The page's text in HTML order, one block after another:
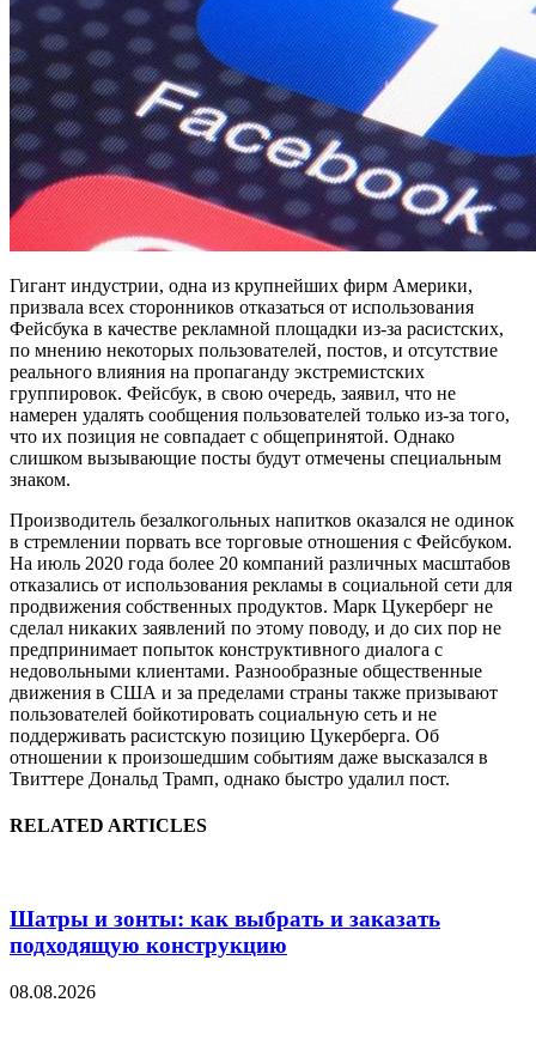
Гигант индустрии, одна из крупнейших фирм Америки,
призвала всех сторонников отказаться от использования
Фейсбука в качестве рекламной площадки из-за расистских,
по мнению некоторых пользователей, постов, и отсутствие
реального влияния на пропаганду экстремистских
группировок. Фейсбук, в свою очередь, заявил, что не
намерен удалять сообщения пользователей только из-за того,
что их позиция не совпадает с общепринятой. Однако
слишком вызывающие посты будут отмечены специальным
знаком.
Производитель безалкогольных напитков оказался не одинок
в стремлении порвать все торговые отношения с Фейсбуком.
На июль 2020 года более 20 компаний различных масштабов
отказались от использования рекламы в социальной сети для
продвижения собственных продуктов. Марк Цукерберг не
сделал никаких заявлений по этому поводу, и до сих пор не
предпринимает попыток конструктивного диалога с
недовольными клиентами. Разнообразные общественные
движения в США и за пределами страны также призывают
пользователей бойкотировать социальную сеть и не
поддерживать расистскую позицию Цукерберга. Об
отношении к произошедшим событиям даже высказался в
Твиттере Дональд Трамп, однако быстро удалил пост.
RELATED ARTICLES
Шатры и зонты: как выбрать и заказать
подходящую конструкцию
08.08.2026